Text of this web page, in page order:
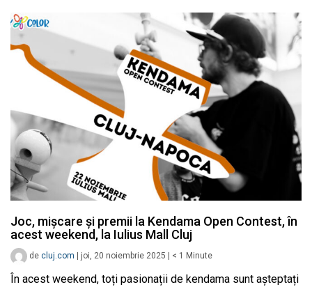
Joc, mișcare și premii la Kendama Open Contest, în
acest weekend, la Iulius Mall Cluj
de cluj.com joi, 20 noiembrie 2025 < 1 Minute
În acest weekend, toți pasionații de kendama sunt așteptați